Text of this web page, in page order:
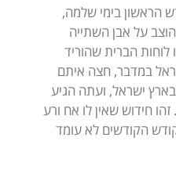
הראשון בימי שלמה,
על אבן השתייה
לוחות הברית שהוריד
במדבר, חצה איתם
ישראל, ועתה הגיע
חידוש שאין לו אח ורע
הקודשים לא עומד